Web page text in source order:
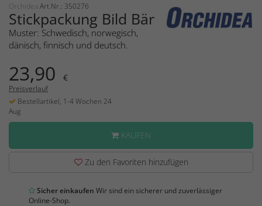
Orchidea Art.Nr.: 350276
Stickpackung Bild Bär
Muster: Schwedisch, norwegisch,
dänisch, finnisch und deutsch.
23,90 €
Preisverlauf
Bestellartikel, 1-4 Wochen 24
Aug
KAUFEN
Zu den Favoriten hinzufügen
Sicher einkaufen Wir sind ein sicherer und zuverlässiger
Online-Shop.